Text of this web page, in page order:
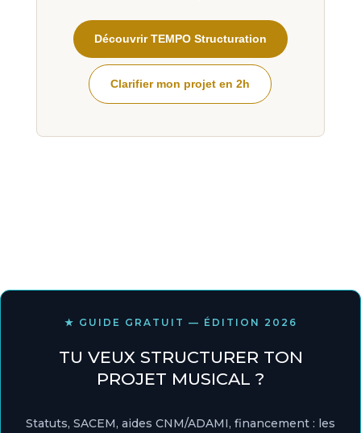
Découvrir TEMPO Structuration
Clarifier mon projet en 2h
★ GUIDE GRATUIT — ÉDITION 2026
TU VEUX STRUCTURER TON
PROJET MUSICAL ?
Statuts, SACEM, aides CNM/ADAMI, financement : les